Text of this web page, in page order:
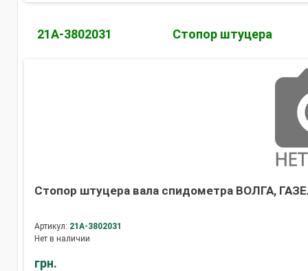
21А-3802031 Стопор штуцера
Стопор штуцера вала спидометра ВОЛГА,
Артикул: 21А-3802031
Нет в наличии
грн.